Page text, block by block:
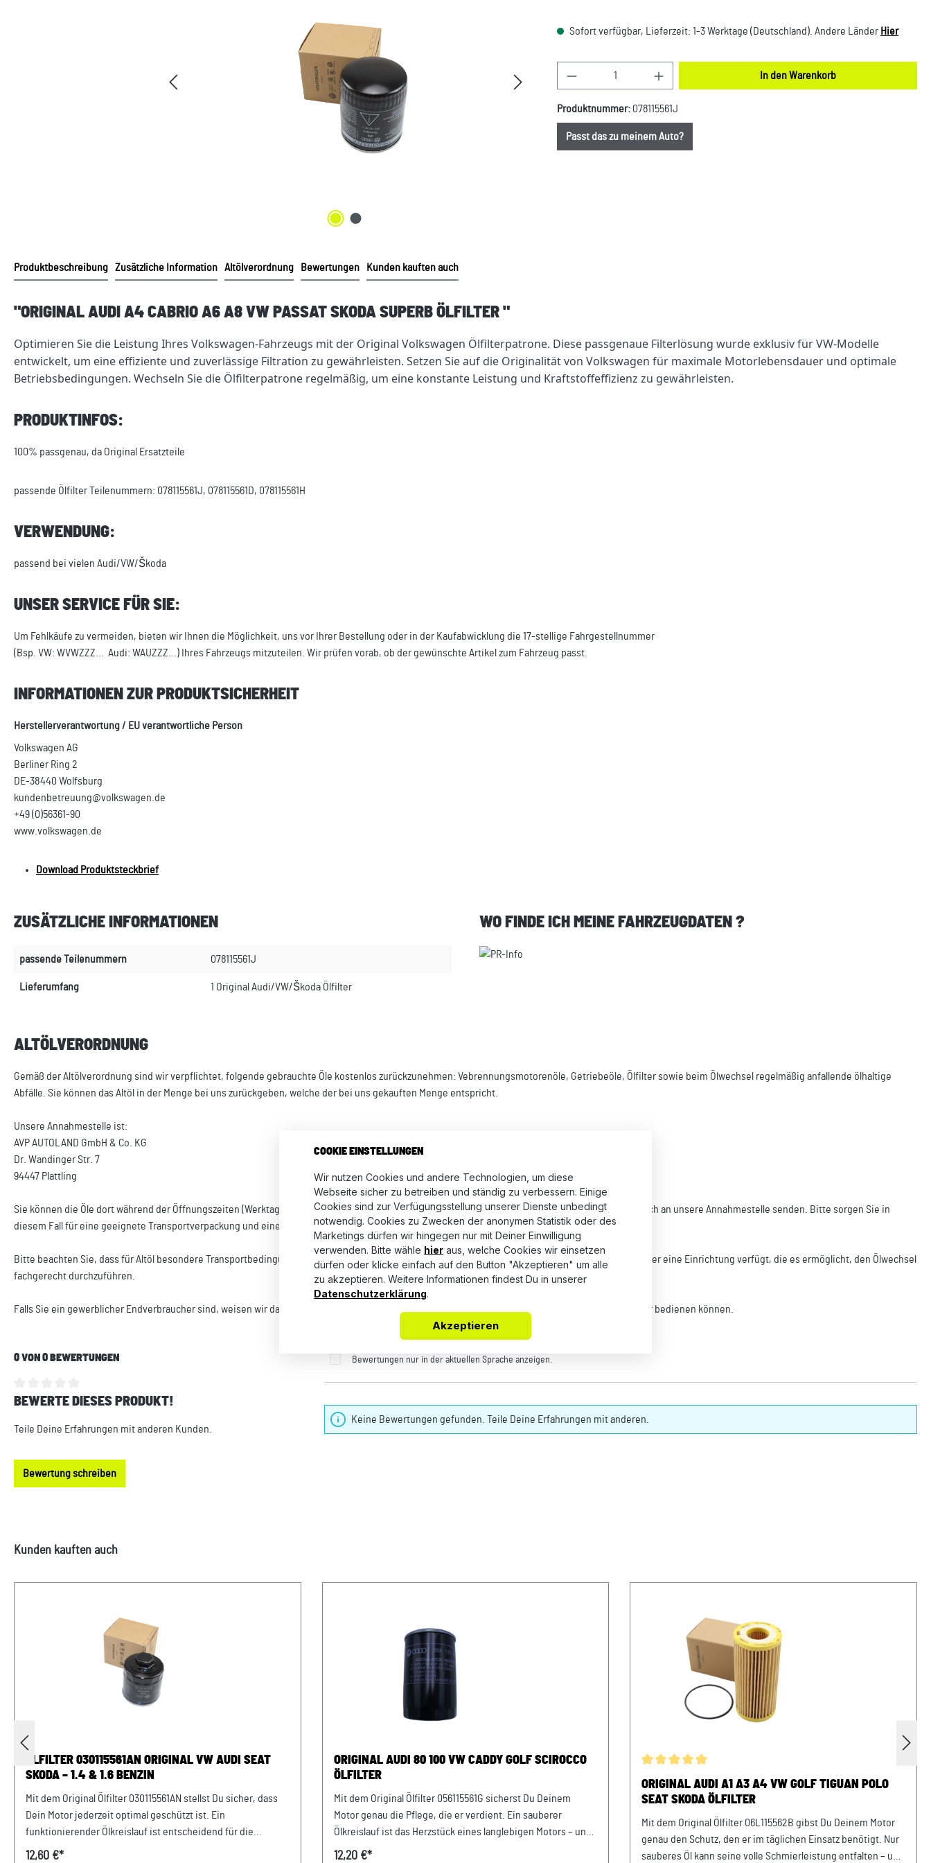
Sofort verfügbar, Lieferzeit: 1-3 Werktage (Deutschland). Andere Länder Hier
Produkt Anzahl: Gib den gewünschten Wert ein oder
In den Warenkorb
Produktnummer: 078115561J
Passt das zu meinem Auto?
Produktbeschreibung Zusätzliche Information Altölverordnung Bewertungen Kunden kauften auch
"ORIGINAL AUDI A4 CABRIO A6 A8 VW PASSAT SKODA SUPERB ÖLFILTER "
Optimieren Sie die Leistung Ihres Volkswagen-Fahrzeugs mit der Original Volkswagen Ölfilterpatrone. Diese passgenaue Filterlösung wurde exklusiv für VW-Modelle
entwickelt, um eine effiziente und zuverlässige Filtration zu gewährleisten. Setzen Sie auf die Originalität von Volkswagen für maximale Motorlebensdauer und optimale
Betriebsbedingungen. Wechseln Sie die Ölfilterpatrone regelmäßig, um eine konstante Leistung und Kraftstoffeffizienz zu gewährleisten.
PRODUKTINFOS:
100% passgenau, da Original Ersatzteile
passende Ölfilter Teilenummern: 078115561J, 078115561D, 078115561H
VERWENDUNG:
passend bei vielen Audi/VW/Škoda
UNSER SERVICE FÜR SIE:
Um Fehlkäufe zu vermeiden, bieten wir Ihnen die Möglichkeit, uns vor Ihrer Bestellung oder in der Kaufabwicklung die 17-stellige Fahrgestellnummer
(Bsp. VW: WVWZZZ... Audi: WAUZZZ...) Ihres Fahrzeugs mitzuteilen. Wir prüfen vorab, ob der gewünschte Artikel zum Fahrzeug passt.
INFORMATIONEN ZUR PRODUKTSICHERHEIT
Herstellerverantwortung / EU verantwortliche Person
Volkswagen AG
Berliner Ring 2
DE-38440 Wolfsburg
kundenbetreuung@volkswagen.de
+49 (0)56361-90
www.volkswagen.de
Download Produktsteckbrief
ZUSÄTZLICHE INFORMATIONEN
passende Teilenummern 078115561J
Lieferumfang 1 Original Audi/VW/Škoda Ölfilter
WO FINDE ICH MEINE FAHRZEUGDATEN ?
ALTÖLVERORDNUNG
Gemäß der Altölverordnung sind wir verpflichtet, folgende gebrauchte Öle kostenlos zurückzunehmen: Vebrennungsmotorenöle, Getriebeöle, Ölfilter sowie beim Ölwechsel regelmäßig anfallende ölhaltige
Abfälle. Sie können das Altöl in der Menge bei uns zurückgeben, welche der bei uns gekauften Menge entspricht.
Unsere Annahmestelle ist:
AVP AUTOLAND GmbH & Co. KG
Dr. Wandinger Str. 7
94447 Plattling
Sie können die Öle dort während der Öffnungszeiten (Werktags, Mo – Fr zwischen 8 und 17 Uhr) abgeben. Alternativ können Sie das gebrauchte Öl auch an unsere Annahmestelle senden. Bitte sorgen Sie in
diesem Fall für eine geeignete Transportverpackung und eine ausreichende Frankierung.
Bitte beachten Sie, dass für Altöl besondere Transportbedingungen gelten können. Wir weisen außerdem darauf hin, dass unsere Annahmestelle über eine Einrichtung verfügt, die es ermöglicht, den Ölwechsel
fachgerecht durchzuführen.
Falls Sie ein gewerblicher Endverbraucher sind, weisen wir darauf hin, dass wir uns Ihnen gegenüber zur Erfüllung unserer Annahmepflichten Dritter bedienen können.
0 VON 0 BEWERTUNGEN
Durchschnittliche Bewertung von 0 von 5 Sternen
BEWERTE DIESES PRODUKT!
Teile Deine Erfahrungen mit anderen Kunden.
Bewertung schreiben
Bewertungen nur in der aktuellen Sprache anzeigen.
Keine Bewertungen gefunden. Teile Deine Erfahrungen mit anderen.
Produktgalerie überspringen
Kunden kauften auch
ÖLFILTER 030115561AN ORIGINAL VW AUDI SEAT
SKODA – 1.4 & 1.6 BENZIN
Mit dem Original Ölfilter 030115561AN stellst Du sicher, dass
Dein Motor jederzeit optimal geschützt ist. Ein
funktionierender Ölkreislauf ist entscheidend für die
Lebensdauer Deines Motors – genau hier entfaltet dieser
12,60 €*
ORIGINAL AUDI 80 100 VW CADDY GOLF SCIROCCO
ÖLFILTER
Mit dem Original Ölfilter 056115561G sicherst Du Deinem
Motor genau die Pflege, die er verdient. Ein sauberer
Ölkreislauf ist das Herzstück eines langlebigen Motors – und
genau hier kommt dieser hochwertige Original Ölfilter ins
12,20 €*
Durchschnittliche Bewertung von 5 von 5 Sternen
ORIGINAL AUDI A1 A3 A4 VW GOLF TIGUAN POLO
SEAT SKODA ÖLFILTER
Mit dem Original Ölfilter 06L115562B gibst Du Deinem Motor
genau den Schutz, den er im täglichen Einsatz benötigt. Nur
sauberes Öl kann seine volle Schmierleistung entfalten – und
COOKIE EINSTELLUNGEN
Wir nutzen Cookies und andere Technologien, um diese
Webseite sicher zu betreiben und ständig zu verbessern. Einige
Cookies sind zur Verfügungsstellung unserer Dienste unbedingt
notwendig. Cookies zu Zwecken der anonymen Statistik oder des
Marketings dürfen wir hingegen nur mit Deiner Einwilligung
verwenden. Bitte wähle hier aus, welche Cookies wir einsetzen
dürfen oder klicke einfach auf den Button "Akzeptieren" um alle
zu akzeptieren. Weitere Informationen findest Du in unserer
Datenschutzerklärung.
Akzeptieren